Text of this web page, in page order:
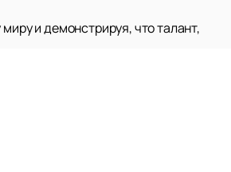
и демонстрируя, что талант,